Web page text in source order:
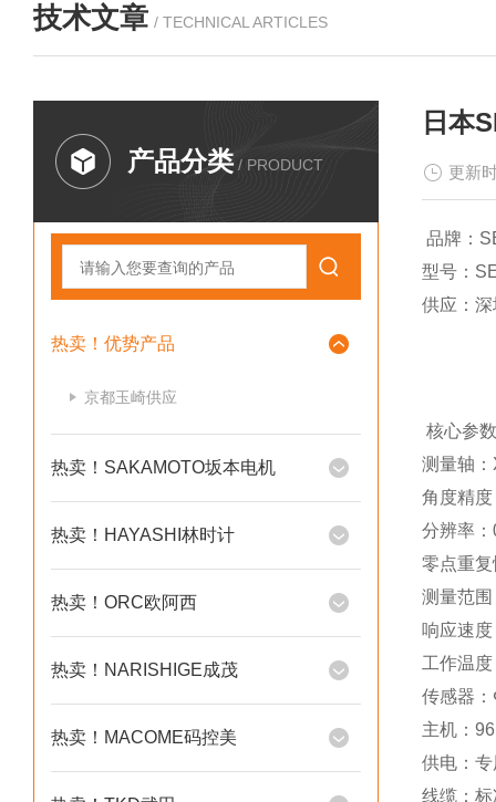
技术文章 / TECHNICAL ARTICLES
产品分类 / PRODUCT
热卖！优势产品
京都玉崎供应
热卖！SAKAMOTO坂本电机
热卖！HAYASHI林时计
热卖！ORC欧阿西
热卖！NARISHIGE成茂
热卖！MACOME码控美
日本
更新
品牌：
型号：
供应：
核心参
测量轴
角度精
分辨率：
零点重
测量范围
响应速
工作温
传感器
主机：
供电：
线缆：